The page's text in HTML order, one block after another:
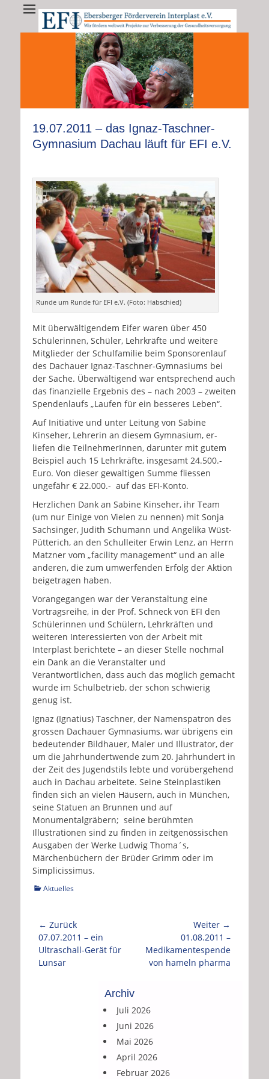
EFI - Ebersberger
Förderverein
Interplast e.V.
EFI e.V. fördert weltweit Projekte zur Verbesserung der
Gesundheitsversorgung
•••••••••••
19.07.2011 – das Ignaz-Taschner-
Gymnasium Dachau läuft für EFI e.V.
Runde um Runde für EFI e.V. (Foto: Habschied)
Mit überwältigendem Eifer waren über 450
Schülerinnen, Schüler, Lehrkräfte und weitere
Mitglieder der Schulfamilie beim Sponsorenlauf
des Dachauer Ignaz-Taschner-Gymnasiums bei
der Sache. Überwältigend war entsprechend auch
das finanzielle Ergebnis des – nach 2003 – zweiten
Spendenlaufs „Laufen für ein besseres Leben“.
Auf Initiative und unter Leitung von Sabine
Kinseher, Lehrerin an diesem Gymnasium, er-
liefen die TeilnehmerInnen, darunter mit gutem
Beispiel auch 15 Lehrkräfte, insgesamt 24.500.-
Euro. Von dieser gewaltigen Summe fliessen
ungefähr € 22.000.- auf das EFI-Konto.
Herzlichen Dank an Sabine Kinseher, ihr Team
(um nur Einige von Vielen zu nennen) mit Sonja
Sachsinger, Judith Schumann und Angelika Wüst-
Pütterich, an den Schulleiter Erwin Lenz, an Herrn
Matzner vom „facility management“ und an alle
anderen, die zum umwerfenden Erfolg der Aktion
beigetragen haben.
Vorangegangen war der Veranstaltung eine
Vortragsreihe, in der Prof. Schneck von EFI den
Schülerinnen und Schülern, Lehrkräften und
weiteren Interessierten von der Arbeit mit
Interplast berichtete – an dieser Stelle nochmal
ein Dank an die Veranstalter und
Verantwortlichen, dass auch das möglich gemacht
wurde im Schulbetrieb, der schon schwierig
genug ist.
Ignaz (Ignatius) Taschner, der Namenspatron des
grossen Dachauer Gymnasiums, war übrigens ein
bedeutender Bildhauer, Maler und Illustrator, der
um die Jahrhundertwende zum 20. Jahrhundert in
der Zeit des Jugendstils lebte und vorübergehend
auch in Dachau arbeitete. Seine Steinplastiken
finden sich an vielen Häusern, auch in München,
seine Statuen an Brunnen und auf
Monumentalgräbern; seine berühmten
Illustrationen sind zu finden in zeitgenössischen
Ausgaben der Werke Ludwig Thoma´s,
Märchenbüchern der Brüder Grimm oder im
Simplicissimus.
Kategorien
Aktuelles
Beitragsnavigation
← Zurück
Vorhergehender
Beitrag:
07.07.2011 – ein
Ultraschall-Gerät für
Lunsar
Weiter →
Beitrag:
01.08.2011 –
Medikamentespende
von hameln pharma
Archiv
Juli 2026
Juni 2026
Mai 2026
April 2026
Februar 2026